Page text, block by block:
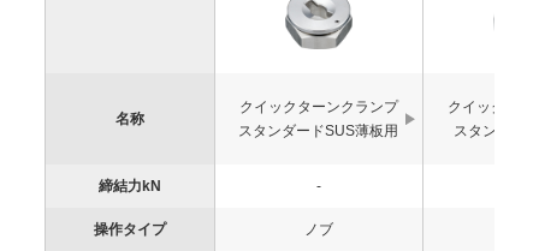
名称
クイックターンクランプ
スタンダードSUS薄板用
クイックター
スタンダー
締結力kN -
操作タイプ ノブ